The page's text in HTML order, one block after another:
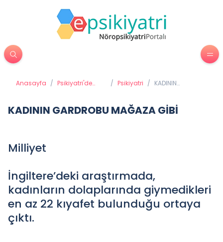
Anasayfa / Psikiyatri'de
/ Psikiyatri / KADININ
KADININ GARDROBU MAĞAZA GİBİ
Milliyet
İngiltere’deki araştırmada,
kadınların dolaplarında giymedikleri
en az 22 kıyafet bulunduğu ortaya
çıktı.